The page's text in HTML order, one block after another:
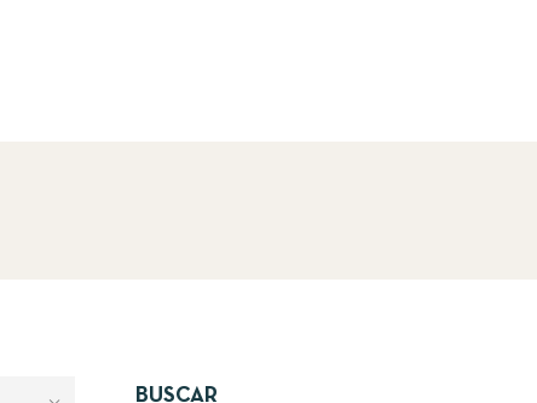
BUSCAR